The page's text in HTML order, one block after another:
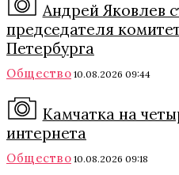
Андрей Яковлев
председателя
Петербурга
Общество 10.08.2026 09:44
Камчатка на
интернета
Общество 10.08.2026 09:18